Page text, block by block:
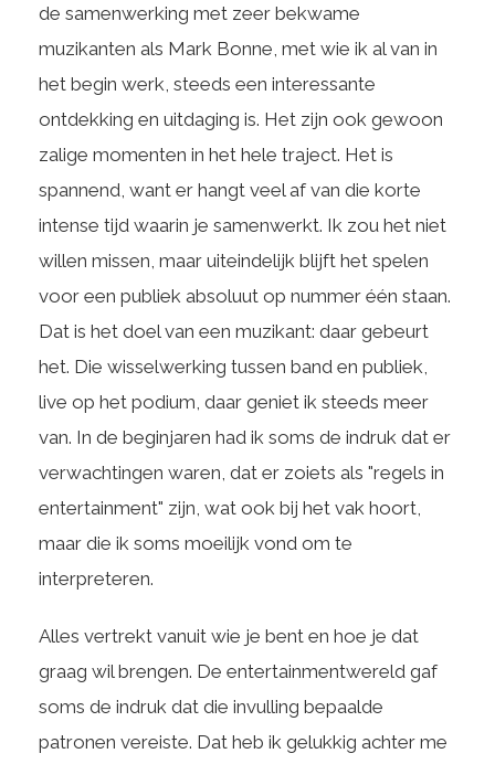
de samenwerking met zeer bekwame
muzikanten als Mark Bonne, met wie ik al van in
het begin werk, steeds een interessante
ontdekking en uitdaging is. Het zijn ook gewoon
zalige momenten in het hele traject. Het is
spannend, want er hangt veel af van die korte
intense tijd waarin je samenwerkt. Ik zou het niet
willen missen, maar uiteindelijk blijft het spelen
voor een publiek absoluut op nummer één staan.
Dat is het doel van een muzikant: daar gebeurt
het. Die wisselwerking tussen band en publiek,
live op het podium, daar geniet ik steeds meer
van. In de beginjaren had ik soms de indruk dat er
verwachtingen waren, dat er zoiets als "regels in
entertainment" zijn, wat ook bij het vak hoort,
maar die ik soms moeilijk vond om te
interpreteren.
Alles vertrekt vanuit wie je bent en hoe je dat
graag wil brengen. De entertainmentwereld gaf
soms de indruk dat die invulling bepaalde
patronen vereiste. Dat heb ik gelukkig achter me